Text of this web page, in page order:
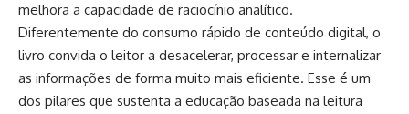
melhora a capacidade de raciocínio analítico.
Diferentemente do consumo rápido de conteúdo digital, o
livro convida o leitor a desacelerar, processar e internalizar
as informações de forma muito mais eficiente. Esse é um
dos pilares que sustenta a educação baseada na leitura